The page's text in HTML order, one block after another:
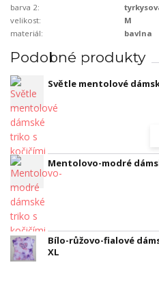
barva 2:
velikost:
M
materiál:
bavlna
Podobné produkty
Světle mentolové
Mentolovo-modré
Bílo-růžovo-fialové
XL